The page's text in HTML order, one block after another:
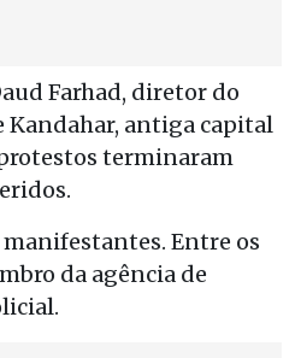
Farhad, diretor do
antiga capital
terminaram
Entre os
da agência de